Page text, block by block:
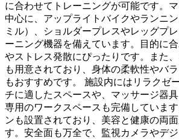
に合わせてトレーニングが可能です。
中心に、アップライトバイクやランニ
ミル）、ショルダープレスやレッグプ
ーニング機器を備えています。目的に
やストレス発散にぴったりです。また
も用意されており、身体の柔軟性やバ
もおすすめです。 施設内にはリラクゼ
チに適したスペースや、マッサージ器具
専用のワークスペースも完備していま
ンも設置されており、美容と健康の両
す。安全面も万全で、監視カメラやデ